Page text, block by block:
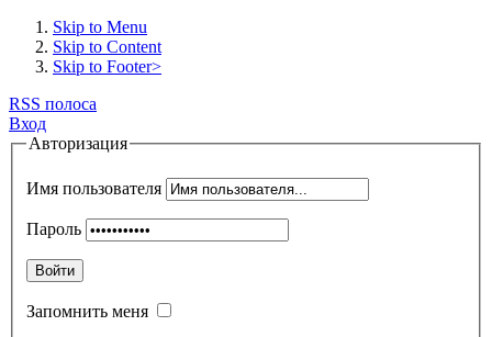
Skip to Menu
Skip to Content
Skip to Footer>
RSS полоса
Вход
Авторизация
Имя пользователя
Пароль
Войти
Запомнить меня